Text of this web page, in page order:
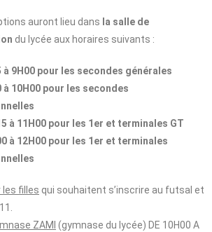
auront lieu dans la salle de
du lycée aux horaires suivants :
à 9H00 pour les secondes générales
à 10H00 pour les secondes
à 11H00 pour les 1er et terminales GT
à 12H00 pour les 1er et terminales
les filles qui souhaitent s’inscrire au futsal et
ZAMI (gymnase du lycée) DE 10H00 A